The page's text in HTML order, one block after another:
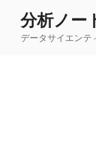
分析ノー
データサイエンテ